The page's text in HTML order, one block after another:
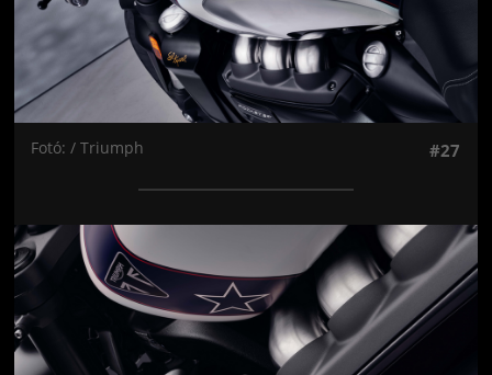
Fotó: / Triumph #27
Jön még kép!